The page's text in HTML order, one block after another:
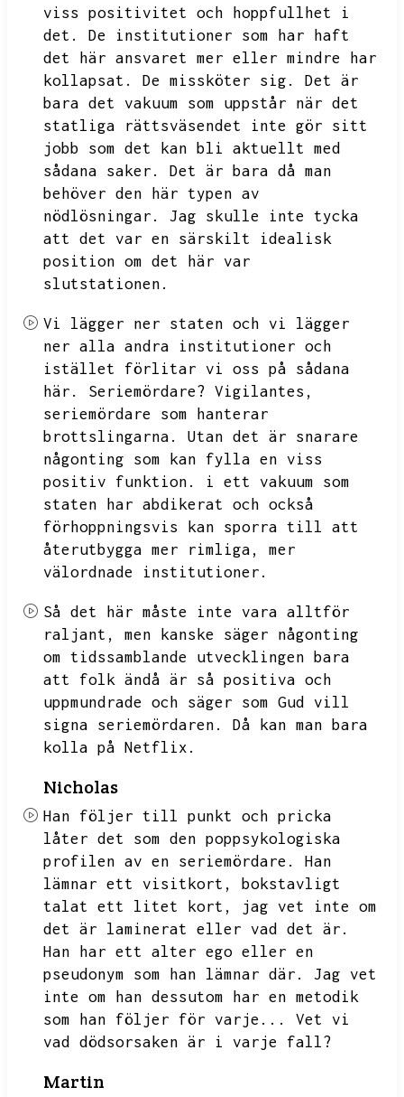
viss positivitet och hoppfullhet i
det.
De institutioner som har haft
det här ansvaret mer eller mindre har
kollapsat.
De missköter sig.
Det är
bara det vakuum som uppstår när det
statliga rättsväsendet inte gör sitt
jobb som det kan bli aktuellt med
sådana saker.
Det är bara då man
behöver den här typen av
nödlösningar.
Jag skulle inte tycka
att det var en särskilt idealisk
position om det här var
slutstationen.
Vi lägger ner staten och vi lägger
ner alla andra institutioner och
istället förlitar vi oss på sådana
här.
Seriemördare? Vigilantes,
seriemördare som hanterar
brottslingarna.
Utan det är snarare
någonting som kan fylla en viss
positiv funktion.
i ett vakuum som
staten har abdikerat och också
förhoppningsvis kan sporra till att
återutbygga mer rimliga,
mer
välordnade institutioner.
Så det här måste inte vara alltför
raljant,
men kanske säger någonting
om tidssamblande utvecklingen bara
att folk ändå är så positiva och
uppmundrade och säger som Gud vill
signa seriemördaren.
Då kan man bara
kolla på Netflix.
Nicholas
Han följer till punkt och pricka
låter det som den poppsykologiska
profilen av en seriemördare.
Han
lämnar ett visitkort,
bokstavligt
talat ett litet kort,
jag vet inte om
det är laminerat eller vad det är.
Han har ett alter ego eller en
pseudonym som han lämnar där.
Jag vet
inte om han dessutom har en metodik
som han följer för varje...
Vet vi
vad dödsorsaken är i varje fall?
Martin